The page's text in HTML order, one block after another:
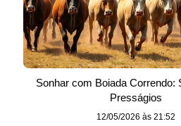
Sonhar com Boiada Correndo:
Presságios
12/05/2026 às 21:52